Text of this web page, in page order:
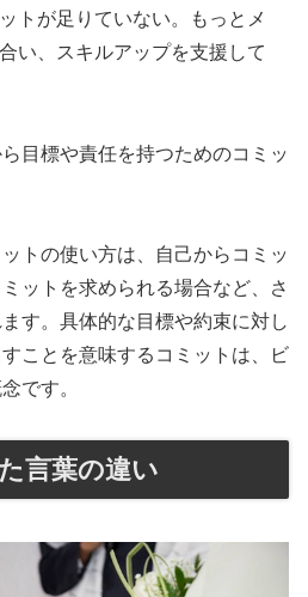
トが足りていない。もっとメ
い、スキルアップを支援して
目標や責任を持つためのコミッ
トの使い方は、自己からコミッ
ットを求められる場合など、さ
す。具体的な目標や約束に対し
ことを意味するコミットは、ビ
です。
言葉の違い